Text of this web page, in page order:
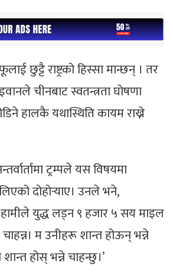
छुट्टै राष्ट्रको हिस्सा मान्छन् । तर
चीनबाट स्वतन्त्रता घोषणा
हालकै यथास्थिति कायम राख्ने
ट्रम्पले यस विषयमा
दोहोर्‍याए। उनले भने,
हामीले युद्ध लड्न ९ हजार ५ सय माइल
चाहन्न। म उनीहरू शान्त होऊन् भन्ने
होस् भन्ने चाहन्छु।’